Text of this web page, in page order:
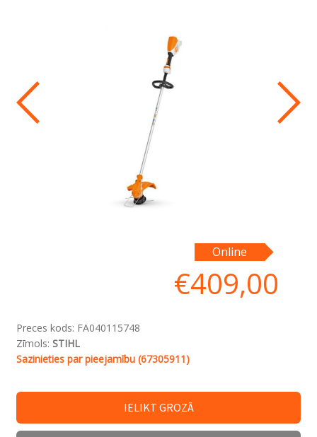
Online
€409,00
Preces kods: FA040115748
Zīmols: STIHL
Sazinieties par pieejamību (67305911)
IELIKT GROZĀ